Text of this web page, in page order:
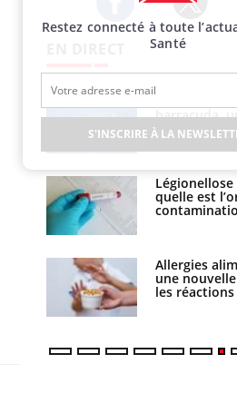
Facebook Twitter
barracuda,
secourue
réflexe
Légionellose
quelle est
Allergies
une
les
sommeil des
vacances ?
Bilan
les kinés
bientôt faire
TDAH : quel
traitement
États-Unis ?
Restez connecté à toute
Santé
S'INSCRIRE À LA